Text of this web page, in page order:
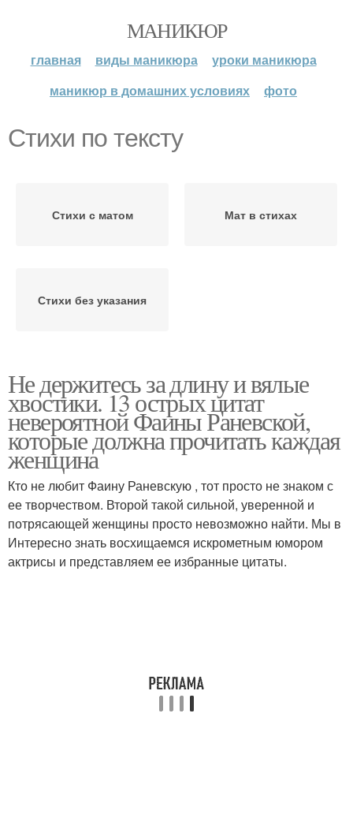
МАНИКЮР
главная виды маникюра
уроки маникюра
маникюр в домашних условиях
фото
Стихи по тексту
Стихи с матом Мат в стихах
Стихи без указания
Не держитесь за длину и вялые
хвостики. 13 острых цитат
невероятной Фаины Раневской,
которые должна прочитать каждая
женщина
Кто не любит Фаину Раневскую , тот просто не знаком с
ее творчеством. Второй такой сильной, уверенной и
потрясающей женщины просто невозможно найти. Мы в
Интересно знать восхищаемся искрометным юмором
актрисы и представляем ее избранные цитаты.